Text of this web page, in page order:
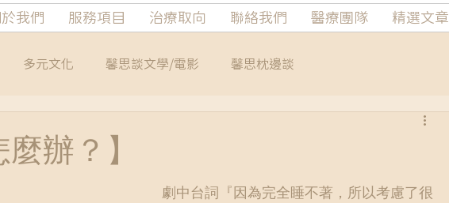
於我們 服務項目 治療取向 聯絡我們 醫療團隊 精選文章
多元文化 馨思談文學/電影 馨思枕邊談
辦？】
劇中台詞『因為完全睡不著，所以考慮了很